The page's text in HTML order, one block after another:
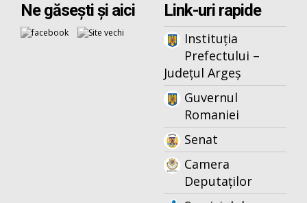
Ne găsești și aici Link-uri rapide
Instituția
Prefectului –
Județul Argeș
Guvernul
Romaniei
Senat
Camera
Deputaților